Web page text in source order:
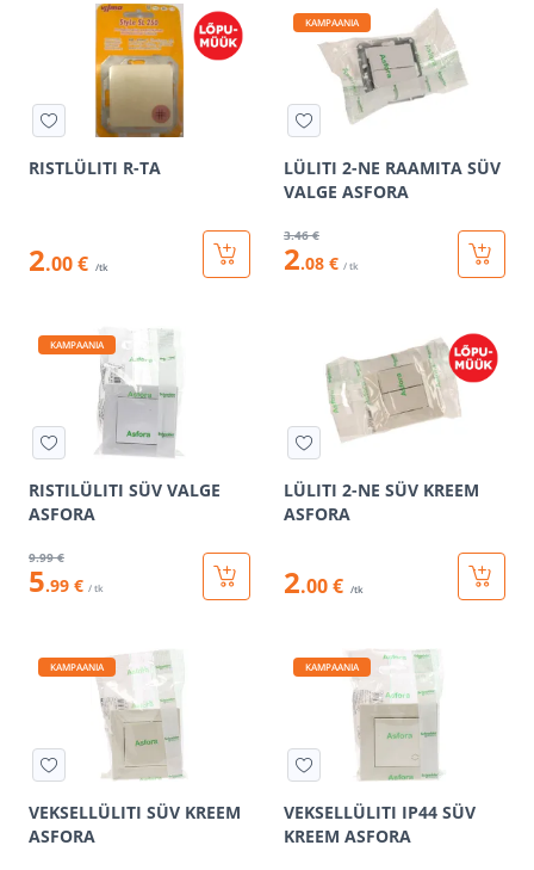
RISTLÜLITI R-TA
2.00 € /tk
KAMPAANIA
LÜLITI 2-NE RAAMITA SÜV
VALGE ASFORA
3.46 €
2.08 € / tk
KAMPAANIA
RISTILÜLITI SÜV VALGE
ASFORA
9.99 €
5.99 € / tk
LÜLITI 2-NE SÜV KREEM
ASFORA
2.00 € /tk
KAMPAANIA
VEKSELLÜLITI SÜV KREEM
ASFORA
KAMPAANIA
VEKSELLÜLITI IP44 SÜV
KREEM ASFORA